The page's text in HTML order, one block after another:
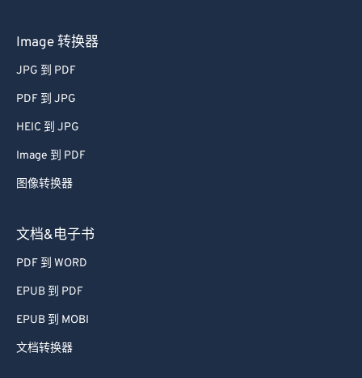
Image 转换器
JPG 到 PDF
PDF 到 JPG
HEIC 到 JPG
Image 到 PDF
图像转换器
文档&电子书
PDF 到 WORD
EPUB 到 PDF
EPUB 到 MOBI
文档转换器